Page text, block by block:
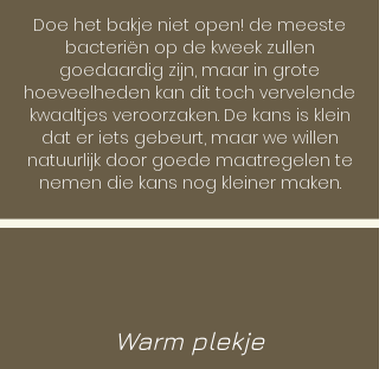
Doe het bakje niet open! de meeste
bacteriën op de kweek zullen
goedaardig zijn, maar in grote
hoeveelheden kan dit toch vervelende
kwaaltjes veroorzaken. De kans is klein
dat er iets gebeurt, maar we willen
natuurlijk door goede maatregelen te
nemen die kans nog kleiner maken.
Warm plekje